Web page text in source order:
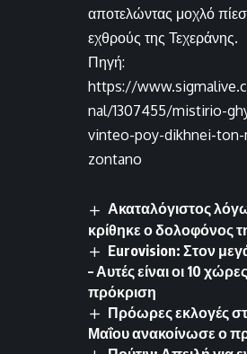
αποτελώντας μοχλό
εχθρούς της Τεχεράνης.
Πηγή:
https://
nal/1307455/mistirio-
vinteo-poy-dikhnei-
zontano
Ακαταλόγιστος
κρίθηκε ο δολοφόνος
Eurovision: Στον
– Αυτές είναι οι 10
πρόκριση
Πρόωρες εκλογές
Μαΐου ανακοίνωσε ο